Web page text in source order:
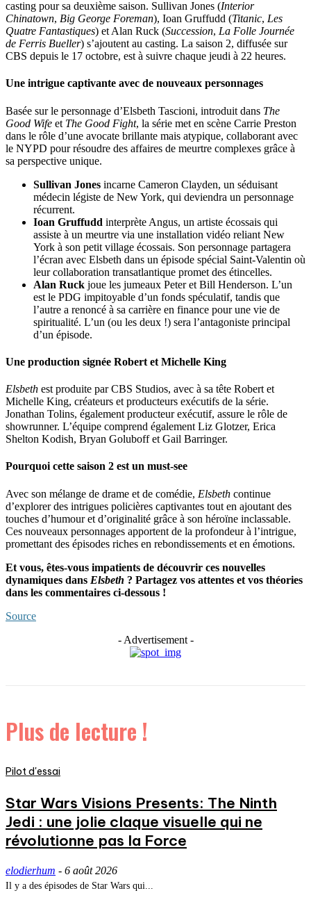
casting pour sa deuxième saison. Sullivan Jones (Interior
Chinatown, Big George Foreman), Ioan Gruffudd (Titanic, Les
Quatre Fantastiques) et Alan Ruck (Succession, La Folle Journée
de Ferris Bueller) s’ajoutent au casting. La saison 2, diffusée sur
CBS depuis le 17 octobre, est à suivre chaque jeudi à 22 heures.
Une intrigue captivante avec de nouveaux personnages
Basée sur le personnage d’Elsbeth Tascioni, introduit dans The
Good Wife et The Good Fight, la série met en scène Carrie Preston
dans le rôle d’une avocate brillante mais atypique, collaborant avec
le NYPD pour résoudre des affaires de meurtre complexes grâce à
sa perspective unique.
Sullivan Jones incarne Cameron Clayden, un séduisant
médecin légiste de New York, qui deviendra un personnage
récurrent.
Ioan Gruffudd interprète Angus, un artiste écossais qui
assiste à un meurtre via une installation vidéo reliant New
York à son petit village écossais. Son personnage partagera
l’écran avec Elsbeth dans un épisode spécial Saint-Valentin où
leur collaboration transatlantique promet des étincelles.
Alan Ruck joue les jumeaux Peter et Bill Henderson. L’un
est le PDG impitoyable d’un fonds spéculatif, tandis que
l’autre a renoncé à sa carrière en finance pour une vie de
spiritualité. L’un (ou les deux !) sera l’antagoniste principal
d’un épisode.
Une production signée Robert et Michelle King
Elsbeth est produite par CBS Studios, avec à sa tête Robert et
Michelle King, créateurs et producteurs exécutifs de la série.
Jonathan Tolins, également producteur exécutif, assure le rôle de
showrunner. L’équipe comprend également Liz Glotzer, Erica
Shelton Kodish, Bryan Goluboff et Gail Barringer.
Pourquoi cette saison 2 est un must-see
Avec son mélange de drame et de comédie, Elsbeth continue
d’explorer des intrigues policières captivantes tout en ajoutant des
touches d’humour et d’originalité grâce à son héroïne inclassable.
Ces nouveaux personnages apportent de la profondeur à l’intrigue,
promettant des épisodes riches en rebondissements et en émotions.
Et vous, êtes-vous impatients de découvrir ces nouvelles
dynamiques dans Elsbeth ? Partagez vos attentes et vos théories
dans les commentaires ci-dessous !
Source
- Advertisement -
Plus de lecture !
Pilot d'essai
Star Wars Visions Presents: The Ninth
Jedi : une jolie claque visuelle qui ne
révolutionne pas la Force
elodierhum - 6 août 2026
Il y a des épisodes de Star Wars qui...